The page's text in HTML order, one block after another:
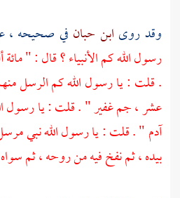
وقد روى ابن حبان في صحيحه ،
رسول الله كم الأنبياء ؟ قال : "
. قلت : يا رسول الله كم الرسل
عشر ، جم غفير " . قلت : يا رسول
آدم" . قلت : يا رسول الله نبي
بيده ، ثم نفخ فيه من روحه ، ثم